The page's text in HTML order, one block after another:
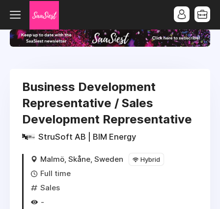
Business Development
Representative / Sales
Development Representative
StruSoft AB | BIM Energy
Malmö, Skåne, Sweden Hybrid
Full time
Sales
-